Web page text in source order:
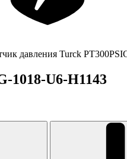
давления Turck
1018-U6-H1143